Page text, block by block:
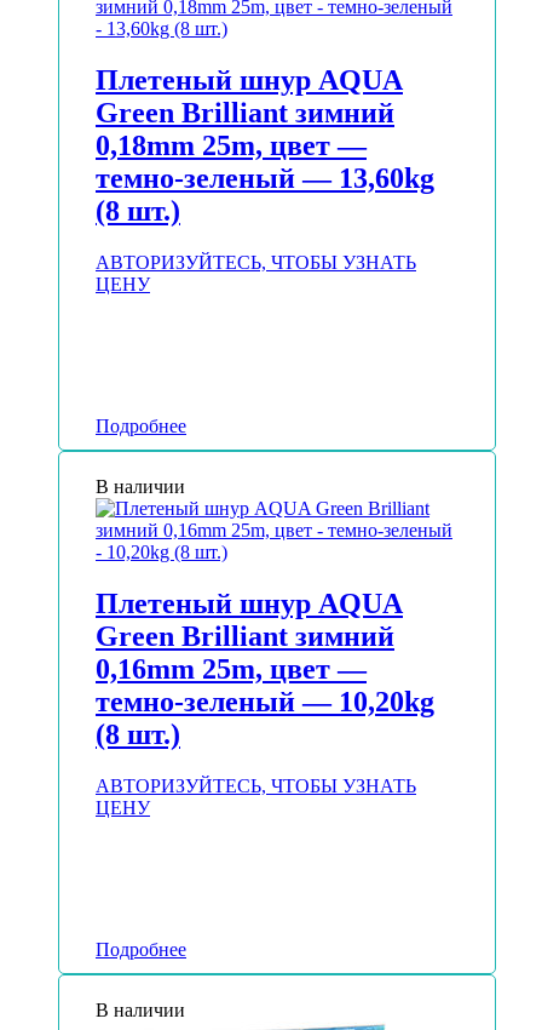
Плетеный шнур AQUA
Green Brilliant зимний
0,18mm 25m, цвет —
темно-зеленый — 13,60kg
(8 шт.)
АВТОРИЗУЙТЕСЬ, ЧТОБЫ УЗНАТЬ
ЦЕНУ
Подробнее
В наличии
Плетеный шнур AQUA
Green Brilliant зимний
0,16mm 25m, цвет —
темно-зеленый — 10,20kg
(8 шт.)
АВТОРИЗУЙТЕСЬ, ЧТОБЫ УЗНАТЬ
ЦЕНУ
Подробнее
В наличии